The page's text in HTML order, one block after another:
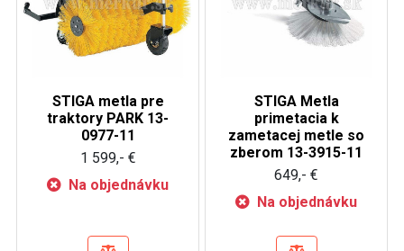
STIGA metla pre
traktory PARK 13-
0977-11
1 599,- €
Na objednávku
STIGA Metla
primetacia k
zametacej metle so
zberom 13-3915-11
649,- €
Na objednávku